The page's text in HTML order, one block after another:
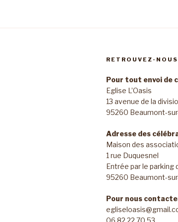
RETROUVEZ-NOUS
Pour tout envoi de
Eglise L’Oasis
13 avenue de la
95260 Beaumont-
Adresse des
Maison des
1 rue Duquesnel
Entrée par le parking
95260 Beaumont-
Pour nous